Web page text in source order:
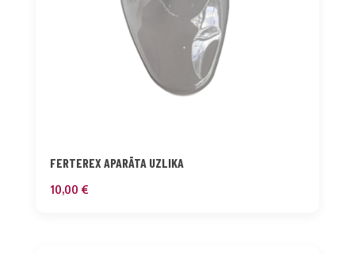
FERTEREX APARĀTA UZLIKA
10,00 €